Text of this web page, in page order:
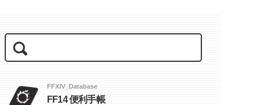
FFXIV_Database
FF14 便利手帳